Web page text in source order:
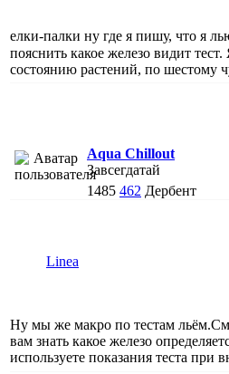
елки-палки ну где я пишу, что я
пояснить какое железо видит
состоянию растений, по шестому
Aqua Chillout
Завсегдатай
1485 462 Дербент
Linea
Ну мы же макро по тестам
вам знать какое железо
используете показания теста при